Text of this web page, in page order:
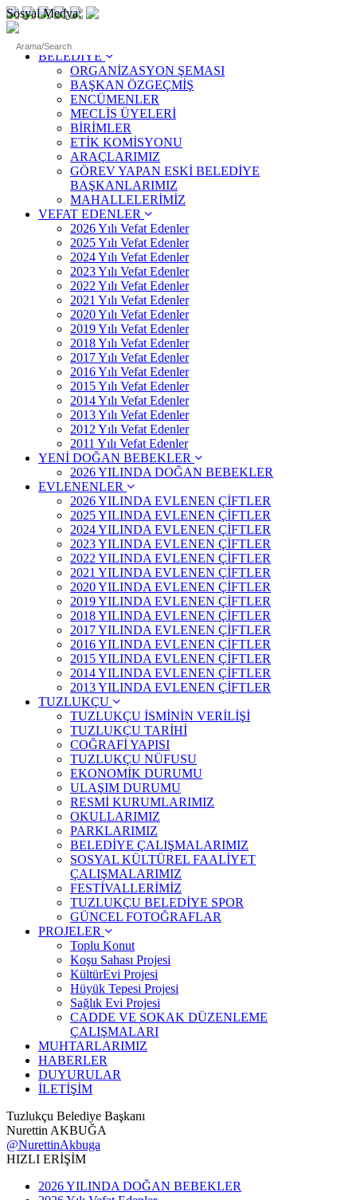
Sosyal Medya:
ANASAYFA
BELEDİYE
ORGANİZASYON ŞEMASI
BAŞKAN ÖZGEÇMİŞ
ENCÜMENLER
MECLİS ÜYELERİ
BİRİMLER
ETİK KOMİSYONU
ARAÇLARIMIZ
GÖREV YAPAN ESKİ BELEDİYE
BAŞKANLARIMIZ
MAHALLELERİMİZ
VEFAT EDENLER
2026 Yılı Vefat Edenler
2025 Yılı Vefat Edenler
2024 Yılı Vefat Edenler
2023 Yılı Vefat Edenler
2022 Yılı Vefat Edenler
2021 Yılı Vefat Edenler
2020 Yılı Vefat Edenler
2019 Yılı Vefat Edenler
2018 Yılı Vefat Edenler
2017 Yılı Vefat Edenler
2016 Yılı Vefat Edenler
2015 Yılı Vefat Edenler
2014 Yılı Vefat Edenler
2013 Yılı Vefat Edenler
2012 Yılı Vefat Edenler
2011 Yılı Vefat Edenler
YENİ DOĞAN BEBEKLER
2026 YILINDA DOĞAN BEBEKLER
EVLENENLER
2026 YILINDA EVLENEN ÇİFTLER
2025 YILINDA EVLENEN ÇİFTLER
2024 YILINDA EVLENEN ÇİFTLER
2023 YILINDA EVLENEN ÇİFTLER
2022 YILINDA EVLENEN ÇİFTLER
2021 YILINDA EVLENEN ÇİFTLER
2020 YILINDA EVLENEN ÇİFTLER
2019 YILINDA EVLENEN ÇİFTLER
2018 YILINDA EVLENEN ÇİFTLER
2017 YILINDA EVLENEN ÇİFTLER
2016 YILINDA EVLENEN ÇİFTLER
2015 YILINDA EVLENEN ÇİFTLER
2014 YILINDA EVLENEN ÇİFTLER
2013 YILINDA EVLENEN ÇİFTLER
TUZLUKÇU
TUZLUKÇU İSMİNİN VERİLİŞİ
TUZLUKÇU TARİHİ
COĞRAFİ YAPISI
TUZLUKÇU NÜFUSU
EKONOMİK DURUMU
ULAŞIM DURUMU
RESMİ KURUMLARIMIZ
OKULLARIMIZ
PARKLARIMIZ
BELEDİYE ÇALIŞMALARIMIZ
SOSYAL KÜLTÜREL FAALİYET
ÇALIŞMALARIMIZ
FESTİVALLERİMİZ
TUZLUKÇU BELEDİYE SPOR
GÜNCEL FOTOĞRAFLAR
PROJELER
Toplu Konut
Koşu Sahası Projesi
KültürEvi Projesi
Hüyük Tepesi Projesi
Sağlık Evi Projesi
CADDE VE SOKAK DÜZENLEME
ÇALIŞMALARI
MUHTARLARIMIZ
HABERLER
DUYURULAR
İLETİŞİM
Tuzlukçu Belediye Başkanı
Nurettin AKBUĞA
@NurettinAkbuga
HIZLI ERİŞİM
2026 YILINDA DOĞAN BEBEKLER